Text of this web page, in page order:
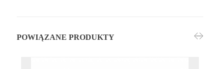
POWIĄZANE PRODUKTY